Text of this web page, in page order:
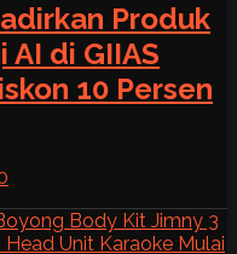
Produk
di GIIAS
10 Persen